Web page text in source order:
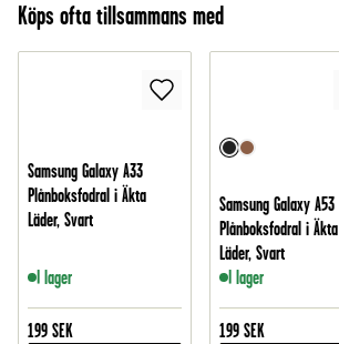
Köps ofta tillsammans med
Samsung Galaxy A33
Plånboksfodral i Äkta
Läder, Svart
I lager
199 SEK
Samsung Galaxy A53
Plånboksfodral i Äkta
Läder, Svart
I lager
199 SEK